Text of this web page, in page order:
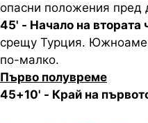
опасни положения пред
45' - Начало на втората
срещу Турция.
по-малко.
Първо полувреме
45+10' - Край на